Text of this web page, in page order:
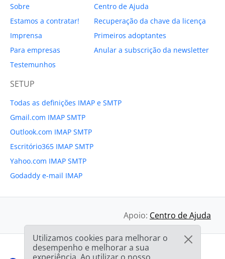
Sobre
Estamos a contratar!
Imprensa
Para empresas
Testemunhos
Centro de Ajuda
Recuperação da chave da licença
Primeiros adoptantes
Anular a subscrição da newsletter
SETUP
Todas as definições IMAP e SMTP
Gmail.com IMAP SMTP
Outlook.com IMAP SMTP
Escritório365 IMAP SMTP
Yahoo.com IMAP SMTP
Godaddy e-mail IMAP
Apoio: Centro de Ajuda
Utilizamos cookies para melhorar o
desempenho e melhorar a sua